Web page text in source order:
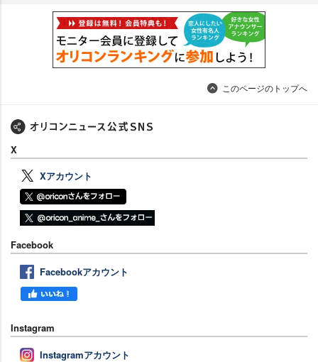
このページのトップへ
X
Xアカウント
Facebook
Facebookアカウント
Instagram
Instagramアカウント